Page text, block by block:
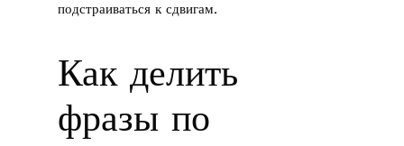
подстраиваться к сдвигам.
Как делить
фразы по